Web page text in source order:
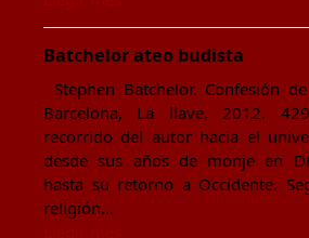
Batchelor ateo budista
Stephen Batchelor. Confesión
Barcelona, La llave, 2012.
recorrido del autor hacia el
desde sus años de monje en
hasta su retorno a Occidente.
religión…